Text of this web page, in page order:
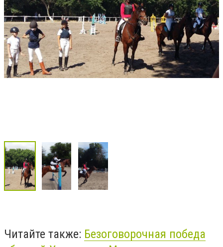
Читайте также: Безоговорочная победа